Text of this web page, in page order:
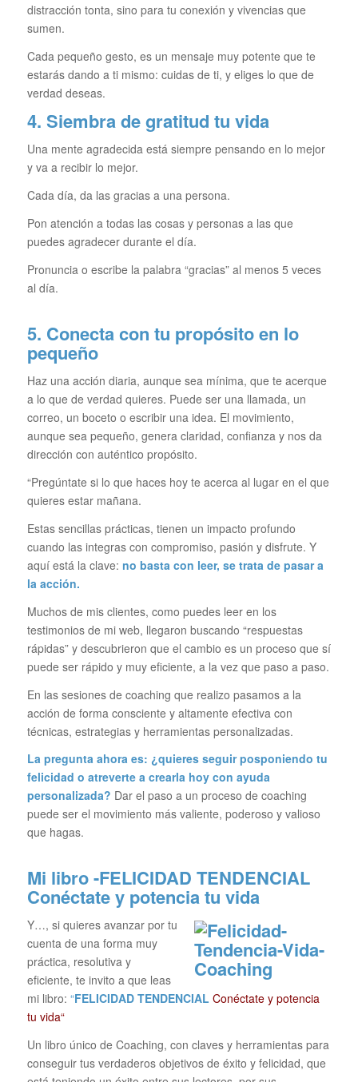
distracción tonta, sino para tu conexión y vivencias que
sumen.
Cada pequeño gesto, es un mensaje muy potente que te
estarás dando a ti mismo: cuidas de ti, y eliges lo que de
verdad deseas.
4. Siembra de gratitud tu vida
Una mente agradecida está siempre pensando en lo mejor
y va a recibir lo mejor.
Cada día, da las gracias a una persona.
Pon atención a todas las cosas y personas a las que
puedes agradecer durante el día.
Pronuncia o escribe la palabra “gracias” al menos 5 veces
al día.
5. Conecta con tu propósito en lo
pequeño
Haz una acción diaria, aunque sea mínima, que te acerque
a lo que de verdad quieres. Puede ser una llamada, un
correo, un boceto o escribir una idea. El movimiento,
aunque sea pequeño, genera claridad, confianza y nos da
dirección con auténtico propósito.
“Pregúntate si lo que haces hoy te acerca al lugar en el que
quieres estar mañana.
Estas sencillas prácticas, tienen un impacto profundo
cuando las integras con compromiso, pasión y disfrute. Y
aquí está la clave: no basta con leer, se trata de pasar a
la acción.
Muchos de mis clientes, como puedes leer en los
testimonios de mi web, llegaron buscando “respuestas
rápidas” y descubrieron que el cambio es un proceso que sí
puede ser rápido y muy eficiente, a la vez que paso a paso.
En las sesiones de coaching que realizo pasamos a la
acción de forma consciente y altamente efectiva con
técnicas, estrategias y herramientas personalizadas.
La pregunta ahora es: ¿quieres seguir posponiendo tu
felicidad o atreverte a crearla hoy con ayuda
personalizada? Dar el paso a un proceso de coaching
puede ser el movimiento más valiente, poderoso y valioso
que hagas.
Mi libro -FELICIDAD TENDENCIAL
Conéctate y potencia tu vida
Y…, si quieres avanzar por tu
cuenta de una forma muy
práctica, resolutiva y
eficiente, te invito a que leas
mi libro: “FELICIDAD TENDENCIAL Conéctate y potencia
tu vida“
Un libro único de Coaching, con claves y herramientas para
conseguir tus verdaderos objetivos de éxito y felicidad, que